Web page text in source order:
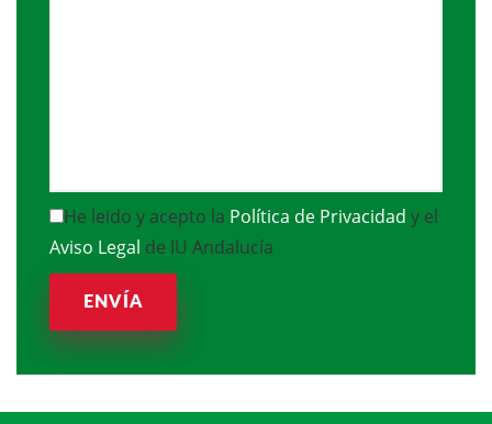
He leido y acepto la Política de Privacidad y el
Aviso Legal de IU Andalucía
ENVÍA